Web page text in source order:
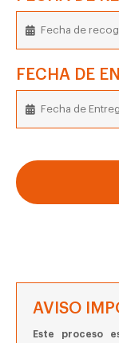
FECHA DE
AVISO
Este proceso